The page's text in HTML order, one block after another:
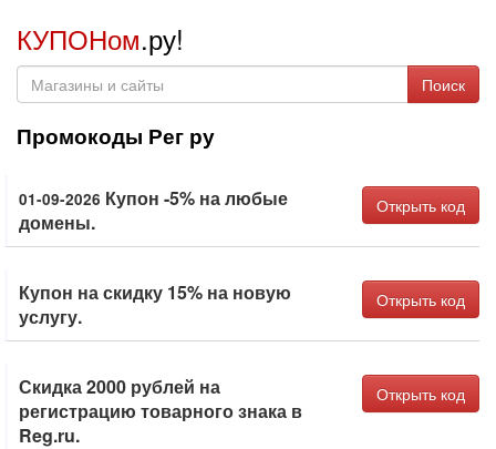
КУПОНом.ру!
Поиск
Промокоды Рег ру
01-09-2026 Купон -5% на любые
домены.
Открыть код
Купон на скидку 15% на новую
услугу.
Открыть код
Скидка 2000 рублей на
регистрацию товарного знака в
Reg.ru.
Открыть код